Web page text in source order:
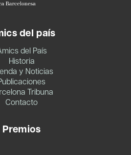
del país
del País
Historia
y Noticias
Tribuna
Contacto
Premios